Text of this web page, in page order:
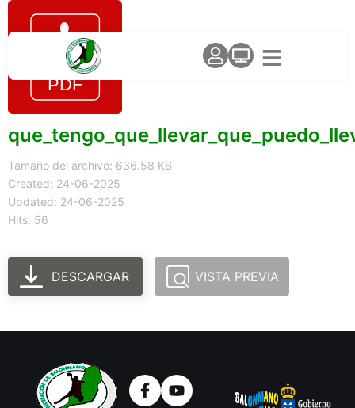
Tamaño del archivo: 636.58 KB
Created: 24-06-2025
Updated: 24-06-2025
Hits: 56
DESCARGAR VISTA PREVIA